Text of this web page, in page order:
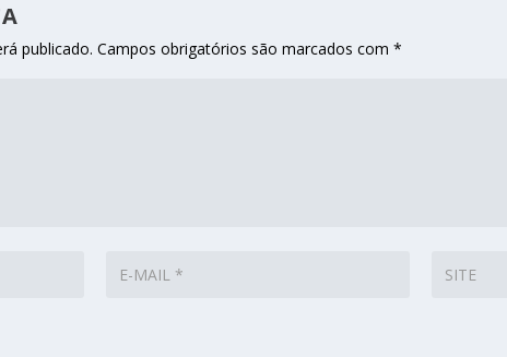
publicado. Campos obrigatórios são marcados com*